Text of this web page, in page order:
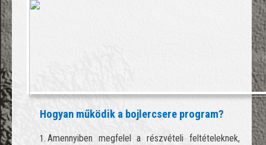
Hogyan működik a bojlercsere program?
Amennyiben megfelel a részvételi feltételeknek,